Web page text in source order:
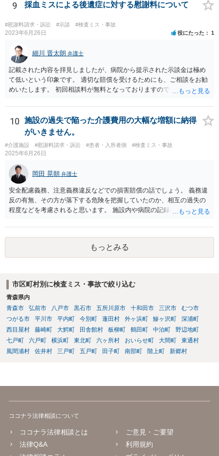
9 採血ミスによる後遺症に対する慰謝料について
#慰謝料請求・訴訟 #示談 #検査ミス・事故
2023年6月26日 役にたった 1
細川 晋太朗 弁護士
記載された内容を拝見しましたが、病院から提示された示談金は極め
て低いという印象です。 適切な賠償を受けるためにも、ご相談をお勧
めいたします。 初回相談料が無料となっておりますので、お問い合わ
10
施設の過失で陥った介護費用の大幅な増額に納得
がいきません。
#介護施設 #慰謝料請求・訴訟 #患者・入所者側 #検査ミス・事故
2025年6月26日
岡田 晃朝 弁護士
安全配慮義務、注意義務違反などでの損害賠償の話でしょう。 義務違
反の有無、その方が落下する危険を把握していたのか、相互の過失の
程度などを考慮されると思います。 施設内や病院の記録の取得が必要
には会えて連絡せずに、証拠保全の手続きの検討も必要です（不意打
ちで、事務所内の証拠を押さえます。ただし費用が掛かりますし、あ
る程度証拠が事務所にあること、証拠の特定が出来なければなりませ
ん）。
もっとみる
市区町村別に検査ミス・事故で絞り込む
青森県内
青森市
弘前市 八戸市 黒石市 五所川原市 十和田市 三沢市
むつ市
つがる市
平川市 平内町 今別町 蓬田村 外ヶ浜町 鰺ヶ沢町
深浦町
西目屋村
藤崎町 大鰐町 田舎館村 板柳町 鶴田町 中泊町
野辺地町
七戸町
六戸町 横浜町 東北町 六ヶ所村 おいらせ町 大間町
東通村
風間浦村
佐井村 三戸町 五戸町 田子町 南部町 階上町 新郷村
ココナラ法律相談について
ココナラ法律相談とは
法律Q&A
ご意見・ご要望
利用規約